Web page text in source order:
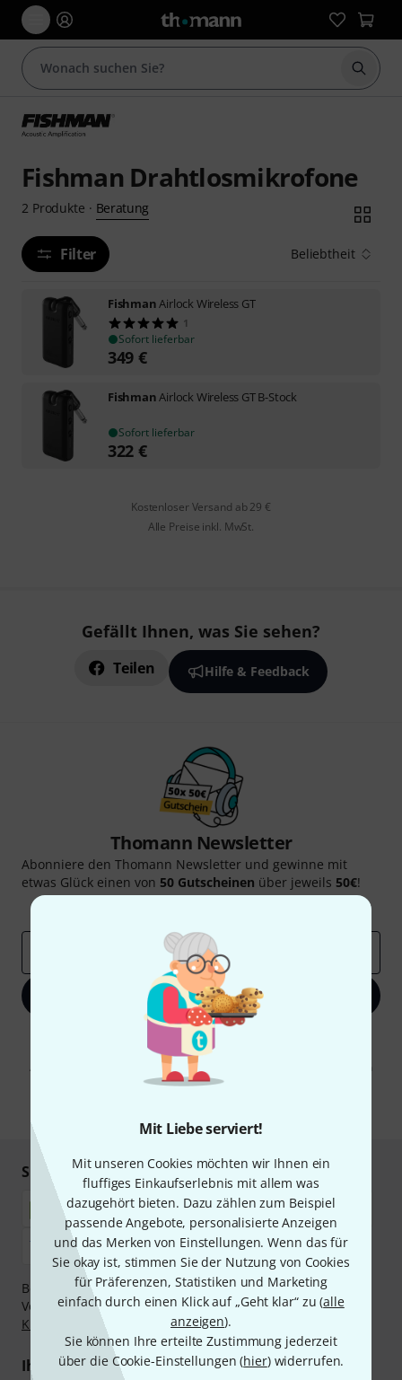
Mit Liebe serviert!
Mit unseren Cookies möchten wir Ihnen ein
fluffiges Einkaufserlebnis mit allem was
dazugehört bieten. Dazu zählen zum Beispiel
passende Angebote, personalisierte Anzeigen
und das Merken von Einstellungen. Wenn das für
Sie okay ist, stimmen Sie der Nutzung von Cookies
für Präferenzen, Statistiken und Marketing
einfach durch einen Klick auf „Geht klar“ zu (alle
anzeigen).
Sie können Ihre erteilte Zustimmung jederzeit
über die Cookie-Einstellungen (hier) widerrufen.
Suche
Fishman Drahtlosmikrofone
2 Produkte · Beratung
Filter Beliebtheit
FishmanAirlock Wireless GT
1
Sofort lieferbar
349 €
FishmanAirlock Wireless GT B-Stock
Sofort lieferbar
322 €
Kostenloser Versand ab 29 €
Alle Preise inkl. MwSt.
Gefällt Ihnen, was Sie sehen?
Teilen Hilfe & Feedback
Thomann Newsletter
Abonniere den Thomann Newsletter und gewinne mit
etwas Glück einen von 50 Gutscheinen über jeweils 50€!
Thomann Insights
Jetzt anmelden
Mit Klick auf „Jetzt anmelden“ stimmen Sie dem Erhalt von E-Mail-
Werbung und einer Messung des E-Mail-Nutzungsverhaltens zu. Die
Abmeldung ist jederzeit möglich. Weitere Informationen finden Sie in
unserenDatenschutzhinweisen
Sicher einkaufen & bezahlen
Bezahlen Sie vertraulich und sicher per Nachnahme,
Vorkasse, PayPal, Amazon Pay,Klarna Sofort bezahlen
Klarna Ratenzahlung
oder Kreditkarte.
Ihre Vorteile